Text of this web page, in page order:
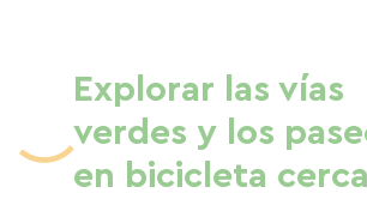
Explorar las vías
verdes y los
en bicicleta cerca